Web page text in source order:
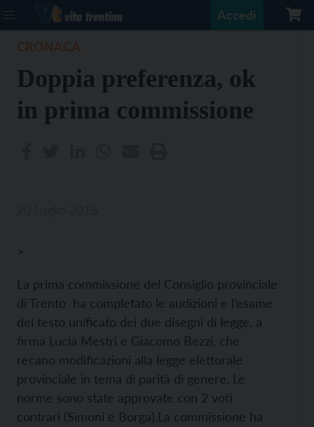
Accedi
Doppia preferenza, ok
in prima commissione
>
La prima commissione del Consiglio provinciale
di Trento ha completato le audizioni e l’esame
del testo unificato dei due disegni di legge, a
firma Lucia Mestri e Giacomo Bezzi, che
recano modificazioni alla legge elettorale
provinciale in tema di parità di genere. Le
norme sono state approvate con 2 voti
contrari (Simoni e Borga).La commissione ha